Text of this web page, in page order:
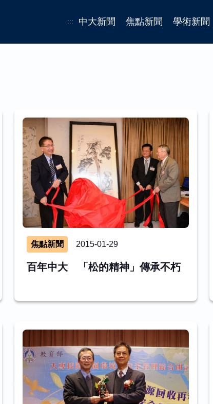
::: 中大新聞 焦點新聞 學術新聞
焦點新聞 2015-01-29
百年中大 「松的精神」傳承不朽